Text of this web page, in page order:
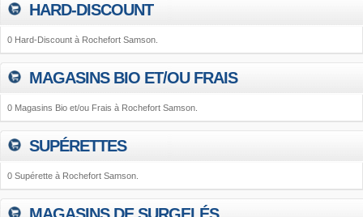
HARD-DISCOUNT
0 Hard-Discount à Rochefort Samson.
MAGASINS BIO ET/OU FRAIS
0 Magasins Bio et/ou Frais à Rochefort Samson.
SUPÉRETTES
0 Supérette à Rochefort Samson.